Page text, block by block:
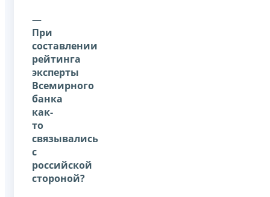
—
При
составлении
рейтинга
эксперты
Всемирного
банка
как-
то
связывались
с
российской
стороной?